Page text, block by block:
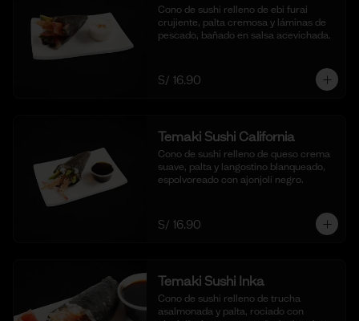
Cono de sushi relleno de ebi furai
crujiente, palta cremosa y láminas de
pescado, bañado en salsa acevichada.
S/ 16.90
Temaki Sushi California
Cono de sushi relleno de queso crema
suave, palta y langostino blanqueado,
espolvoreado con ajonjolí negro.
S/ 16.90
Temaki Sushi Inka
Cono de sushi relleno de trucha
asalmonada y palta, rociado con